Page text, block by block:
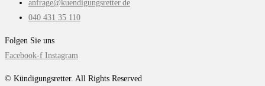
anfrage@kuendigungsretter.de
040 431 35 110
Folgen Sie uns
Facebook-f Instagram
© Kündigungsretter. All Rights Reserved